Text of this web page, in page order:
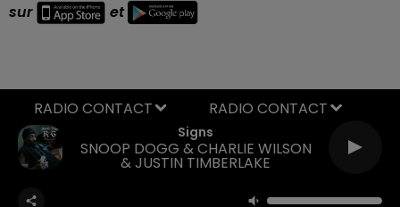
sur
et
Signs
SNOOP DOGG & CHARLIE WILSON
& JUSTIN TIMBERLAKE
RADIO CONTACT